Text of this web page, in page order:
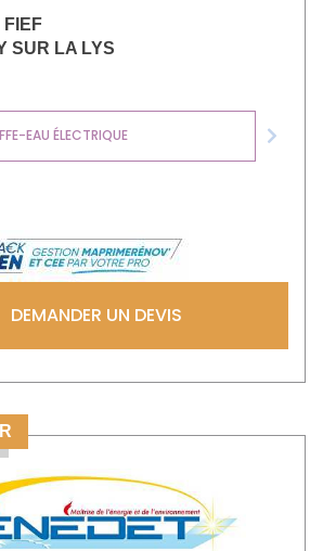
FIEF
SUR LA LYS
EAU ÉLECTRIQUE
Next
DEMANDER UN DEVIS